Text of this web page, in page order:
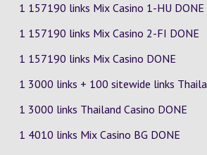
1 157190 links Mix Casino 1-HU DONE
1 157190 links Mix Casino 2-FI DONE
1 157190 links Mix Casino DONE
1 3000 links + 100 sitewide links
1 3000 links Thailand Casino DONE
1 4010 links Mix Casino BG DONE